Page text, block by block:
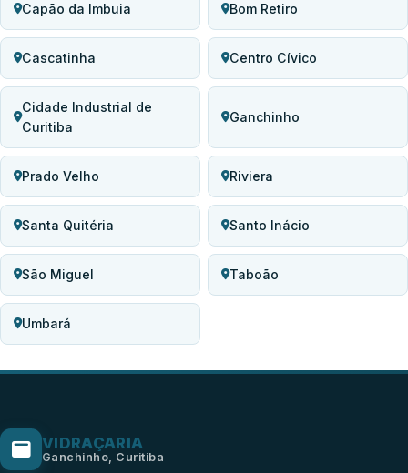
Capão da Imbuia Bom Retiro
Cascatinha Centro Cívico
Cidade Industrial de
Curitiba
Ganchinho
Prado Velho Riviera
Santa Quitéria Santo Inácio
São Miguel Taboão
Umbará
VIDRAÇARIA
Ganchinho, Curitiba